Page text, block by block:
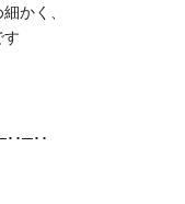
かく、
す
･─･･